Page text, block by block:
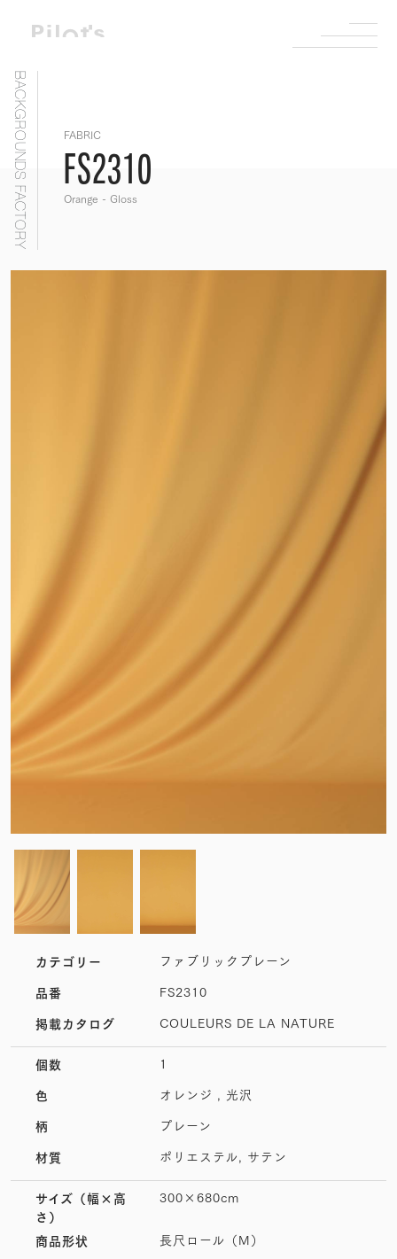
BACKGROUNDS FACTORY FABRIC
FS2310
Orange - Gloss
カテゴリー ファブリックプレーン
品番 FS2310
掲載カタログ COULEURS DE LA NATURE
個数 1
色 オレンジ , 光沢
柄 プレーン
材質 ポリエステル, サテン
サイズ （幅×高
さ）
300×680cm
商品形状 長尺ロール（M）